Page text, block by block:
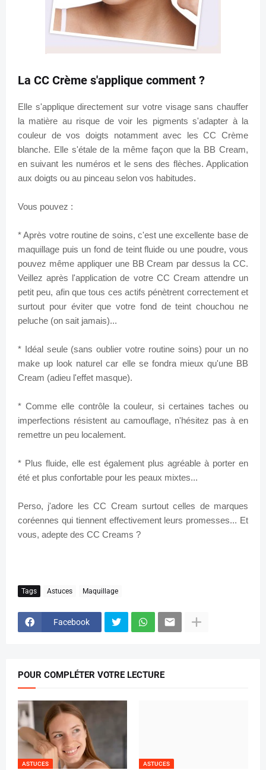
La CC Crème s'applique comment ?
Elle s'applique directement sur votre visage sans chauffer
la matière au risque de voir les pigments s'adapter à la
couleur de vos doigts notamment avec les CC Crème
blanche. Elle s'étale de la même façon que la BB Cream,
en suivant les numéros et le sens des flèches. Application
aux doigts ou au pinceau selon vos habitudes.
Vous pouvez :
* Après votre routine de soins, c'est une excellente base de
maquillage puis un fond de teint fluide ou une poudre, vous
pouvez même appliquer une BB Cream par dessus la CC.
Veillez après l'application de votre CC Cream attendre un
petit peu, afin que tous ces actifs pénètrent correctement et
surtout pour éviter que votre fond de teint chouchou ne
peluche (on sait jamais)...
* Idéal seule (sans oublier votre routine soins) pour un no
make up look naturel car elle se fondra mieux qu'une BB
Cream (adieu l'effet masque).
* Comme elle contrôle la couleur, si certaines taches ou
imperfections résistent au camouflage, n'hésitez pas à en
remettre un peu localement.
* Plus fluide, elle est également plus agréable à porter en
été et plus confortable pour les peaux mixtes...
Perso, j'adore les CC Cream surtout celles de marques
coréennes qui tiennent effectivement leurs promesses... Et
vous, adepte des CC Creams ?
Tags Astuces Maquillage
Facebook
POUR COMPLÉTER VOTRE LECTURE
ASTUCES ASTUCES